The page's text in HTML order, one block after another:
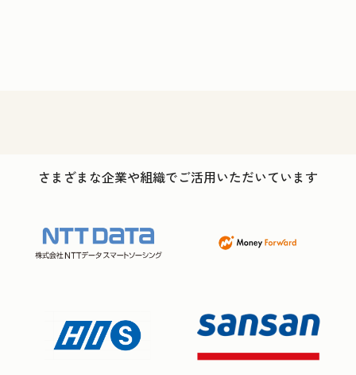
さまざまな企業や組織でご活用いただいています